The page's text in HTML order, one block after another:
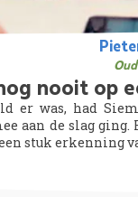
nooit op
er was, had
aan de slag ging.
stuk erkenning